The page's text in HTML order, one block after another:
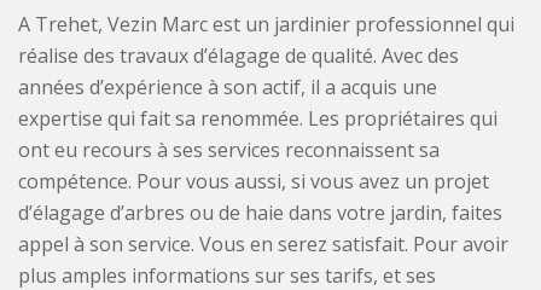
A Trehet, Vezin Marc est un jardinier professionnel qui
réalise des travaux d’élagage de qualité. Avec des
années d’expérience à son actif, il a acquis une
expertise qui fait sa renommée. Les propriétaires qui
ont eu recours à ses services reconnaissent sa
compétence. Pour vous aussi, si vous avez un projet
d’élagage d’arbres ou de haie dans votre jardin, faites
appel à son service. Vous en serez satisfait. Pour avoir
plus amples informations sur ses tarifs, et ses